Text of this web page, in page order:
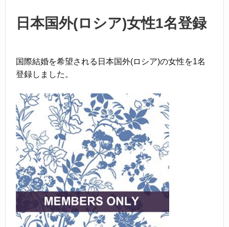
k
日本国外(ロシア)女性1名登録
国際結婚を希望される日本国外(ロシア)の女性を1名
登録しました。